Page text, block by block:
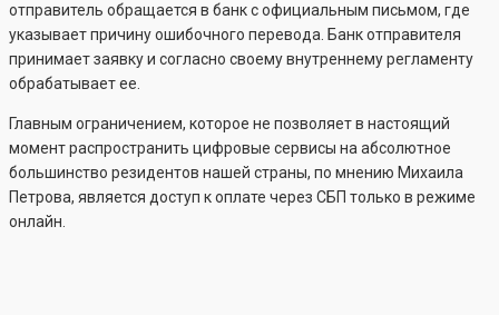
отправитель обращается в банк с официальным письмом, где
указывает причину ошибочного перевода. Банк отправителя
принимает заявку и согласно своему внутреннему регламенту
обрабатывает ее.
Главным ограничением, которое не позволяет в настоящий
момент распространить цифровые сервисы на абсолютное
большинство резидентов нашей страны, по мнению Михаила
Петрова, является доступ к оплате через СБП только в режиме
онлайн.